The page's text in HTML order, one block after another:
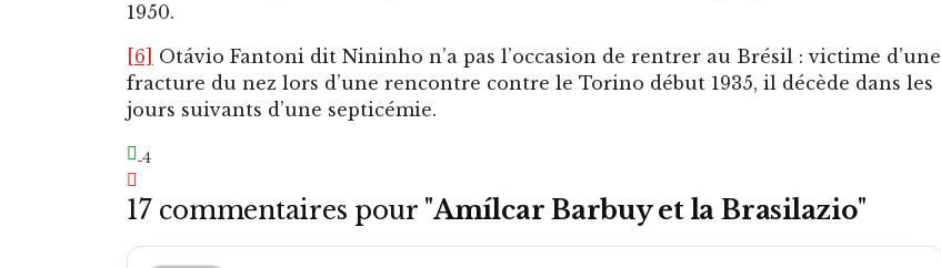
1950.
[6]
Otávio Fantoni dit Nininho n’a pas l’occasion de rentrer au Brésil : victime d’une
fracture du nez lors d’une rencontre contre le Torino début 1935, il décède dans les
jours suivants d’une septicémie.
4
17 commentaires pour "Amílcar Barbuy et la Brasilazio"